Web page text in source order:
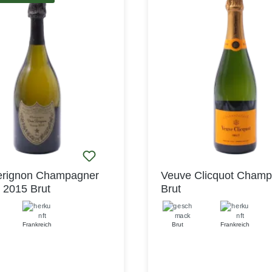
Crémants widerspiegelt.
Champagner
2015 Brut
Frankreich
Veuve Clicquot
Brut
Brut Frankreich